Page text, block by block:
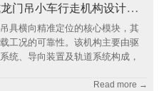
广西河池龙门吊厂家 轨道式龙门吊小车行走机构设计要点解析
具横向精准定位的核心模块，其
工况的可靠性。该机构主要由驱
统、导向装置及轨道系统构成，
Read more →